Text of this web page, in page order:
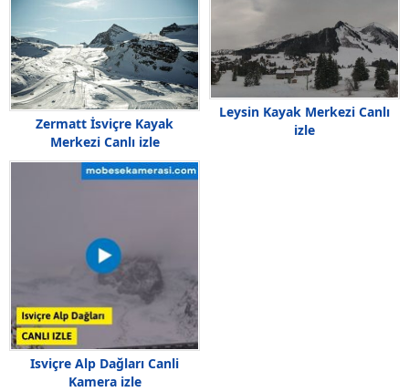
Zermatt İsviçre Kayak
Merkezi Canlı izle
Leysin Kayak Merkezi Canlı
izle
Isviçre Alp Dağları Canli
Kamera izle